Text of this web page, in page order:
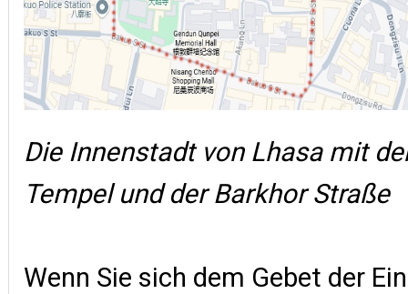
Die Innenstadt von Lhasa mit
Tempel und der Barkhor Straße
Wenn Sie sich dem Gebet der